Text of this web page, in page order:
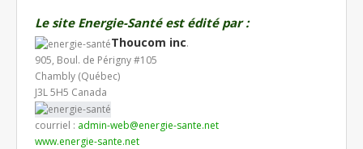
Le site Energie-Santé est édité par :
Thoucom inc.
905, Boul. de Périgny #105
Chambly (Québec)
J3L 5H5 Canada
courriel : admin-web@energie-sante.net
www.energie-sante.net